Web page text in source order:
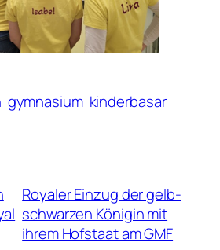
gymnasium kinderbasar
Royaler Einzug der gelb-
schwarzen Königin mit
ihrem Hofstaat am GMF